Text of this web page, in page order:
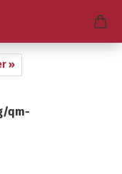
»
qm-​